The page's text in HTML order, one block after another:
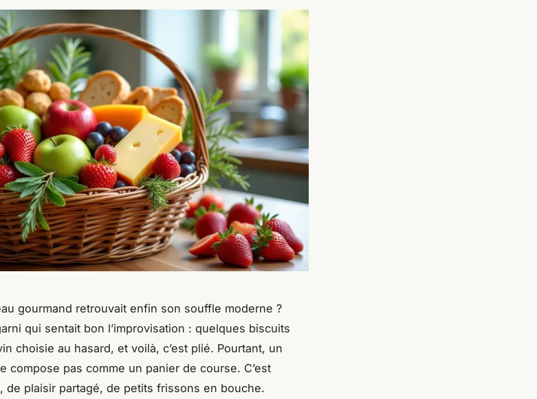
gourmand retrouvait enfin son souffle moderne ?
qui sentait bon l’improvisation : quelques biscuits
choisie au hasard, et voilà, c’est plié. Pourtant, un
compose pas comme un panier de course. C’est
de plaisir partagé, de petits frissons en bouche.